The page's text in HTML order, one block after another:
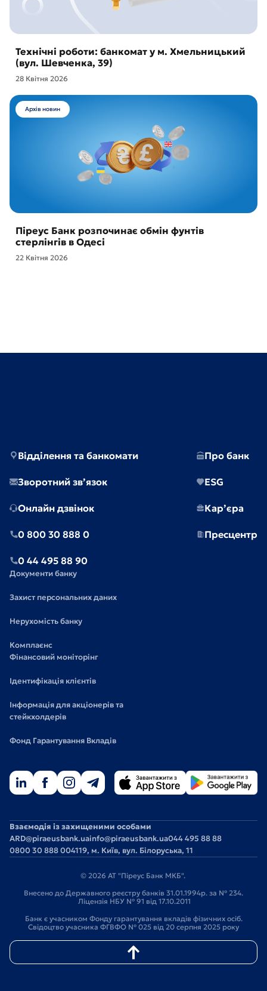
Технічні роботи: банкомат у м. Хмельницький
(вул. Шевченка, 39)
28 Квітня 2026
Архів новин
Піреус Банк розпочинає обмін фунтів
стерлінгів в Одесі
22 Квітня 2026
Відділення та банкомати
Зворотний зв’язок
Онлайн дзвінок
0 800 30 888 0
0 44 495 88 90
Про банк
ESG
Кар’єра
Пресцентр
Документи банку
Захист персональних даних
Нерухомість банку
Комплаєнс
Фінансовий моніторінг
Ідентифікація клієнтів
Інформація для акціонерів та
стейкхолдерів
Фонд Гарантування Вкладів
Взаємодія із захищеними особами
ARD@piraeusbank.uainfo@piraeusbank.ua044 495 88 88
0800 30 888 004119, м. Київ, вул. Білоруська, 11
© 2026 АТ "Піреус Банк МКБ".
Внесено до Державного реєстру банків 31.01.1994р. за № 234.
Ліцензія НБУ № 91 від 17.10.2011
Банк є учасником Фонду гарантування вкладів фізичних осіб.
Свідоцтво учасника ФГВФО № 025 від 20 серпня 2025 року